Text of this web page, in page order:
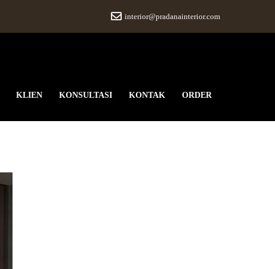
interior@pradanainterior.com
KLIEN KONSULTASI KONTAK ORDER